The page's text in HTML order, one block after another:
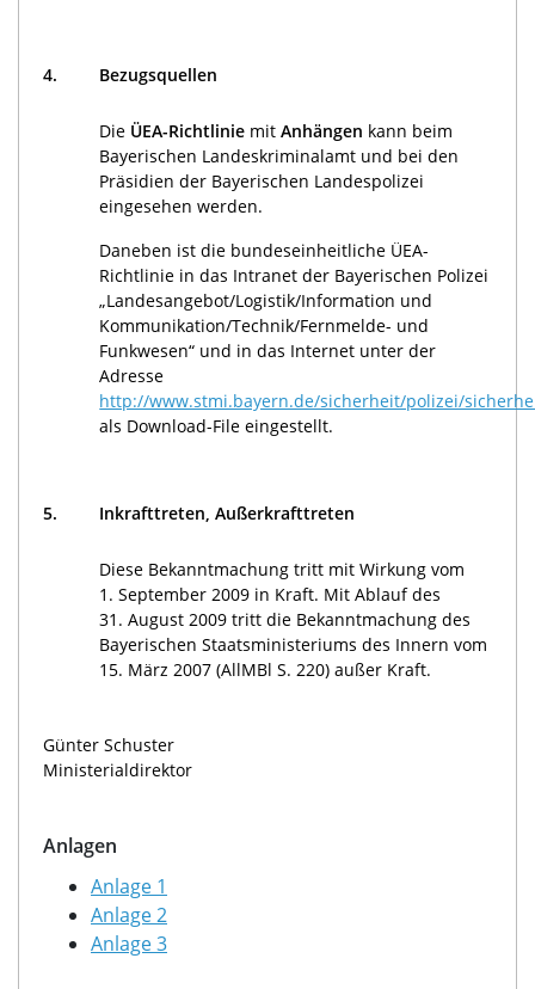
4. Bezugsquellen
Die ÜEA-Richtlinie mitAnhängen kann beim
Bayerischen Landeskriminalamt und bei den
Präsidien der Bayerischen Landespolizei
eingesehen werden.
Daneben ist die bundeseinheitliche ÜEA-
Richtlinie in das Intranet der Bayerischen Polizei
„Landesangebot/Logistik/Information und
Kommunikation/Technik/Fernmelde- und
Funkwesen“ und in das Internet unter der
Adresse
http://www.stmi.bayern.de/sicherheit/polizei/
als Download-File eingestellt.
5. Inkrafttreten, Außerkrafttreten
Diese Bekanntmachung tritt mit Wirkung vom
1. September 2009 in Kraft. Mit Ablauf des
31. August 2009 tritt die Bekanntmachung des
Bayerischen Staatsministeriums des Innern vom
15. März 2007 (AllMBl S. 220) außer Kraft.
Günter Schuster
Ministerialdirektor
Anlagen
Anlage 1
Anlage 2
Anlage 3